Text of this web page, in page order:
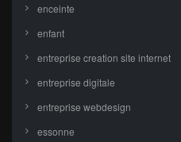
enceinte
enfant
entreprise creation site internet
entreprise digitale
entreprise webdesign
essonne